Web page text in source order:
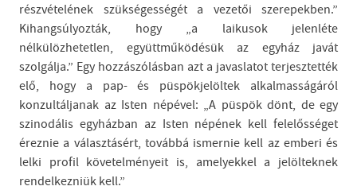
részvételének szükségességét a vezetői szerepekben.”
Kihangsúlyozták, hogy „a laikusok jelenléte
nélkülözhetetlen, együttműködésük az egyház javát
szolgálja.” Egy hozzászólásban azt a javaslatot terjesztették
elő, hogy a pap- és püspökjelöltek alkalmasságáról
konzultáljanak az Isten népével: „A püspök dönt, de egy
szinodális egyházban az Isten népének kell felelősséget
éreznie a választásért, továbbá ismernie kell az emberi és
lelki profil követelményeit is, amelyekkel a jelölteknek
rendelkezniük kell.”